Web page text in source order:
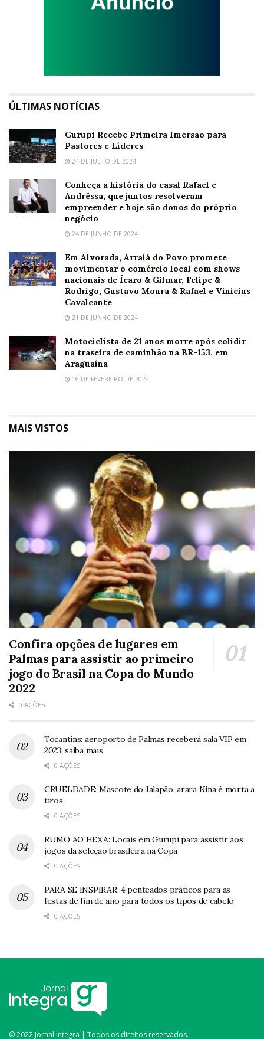
ÚLTIMAS NOTÍCIAS
Gurupi Recebe Primeira Imersão para
Pastores e Líderes
24 DE JULHO DE 2024
Conheça a história do casal Rafael e
Andrêssa, que juntos resolveram
empreender e hoje são donos do próprio
negócio
24 DE JUNHO DE 2024
Em Alvorada, Arraiá do Povo promete
movimentar o comércio local com shows
nacionais de Ícaro & Gilmar, Felipe &
Rodrigo, Gustavo Moura & Rafael e Vinicius
Cavalcante
21 DE JUNHO DE 2024
Motociclista de 21 anos morre após colidir
na traseira de caminhão na BR-153, em
Araguaína
16 DE FEVEREIRO DE 2024
MAIS VISTOS
Confira opções de lugares em
Palmas para assistir ao primeiro
jogo do Brasil na Copa do Mundo
2022
0 AÇÕES
Tocantins: aeroporto de Palmas receberá sala VIP em
2023; saiba mais
0 AÇÕES
CRUELDADE: Mascote do Jalapão, arara Nina é morta a
tiros
0 AÇÕES
RUMO AO HEXA: Locais em Gurupi para assistir aos
jogos da seleção brasileira na Copa
0 AÇÕES
PARA SE INSPIRAR: 4 penteados práticos para as
festas de fim de ano para todos os tipos de cabelo
0 AÇÕES
© 2022 Jornal Integra | Todos os direitos reservados.